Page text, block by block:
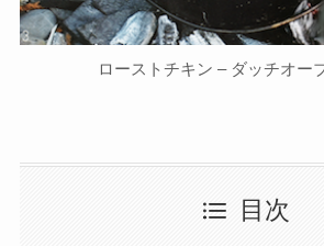
ローストチキン – ダッチオー
目次